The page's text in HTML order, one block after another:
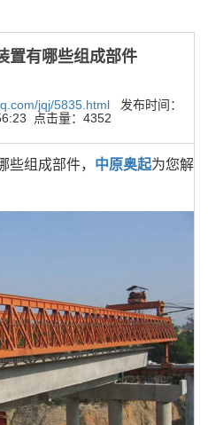
置有哪些组成部件
jqj/5835.html 发布时间：
点击量：4352
些组成部件， 中原奥起为您解